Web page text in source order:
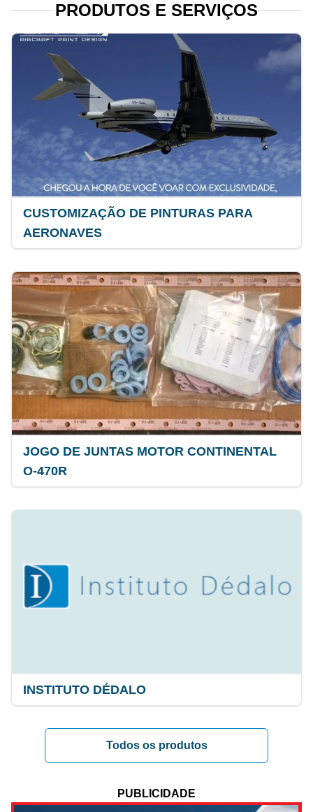
PRODUTOS E SERVIÇOS
CUSTOMIZAÇÃO DE PINTURAS PARA
AERONAVES
JOGO DE JUNTAS MOTOR CONTINENTAL
O-470R
INSTITUTO DÉDALO
Todos os produtos
PUBLICIDADE